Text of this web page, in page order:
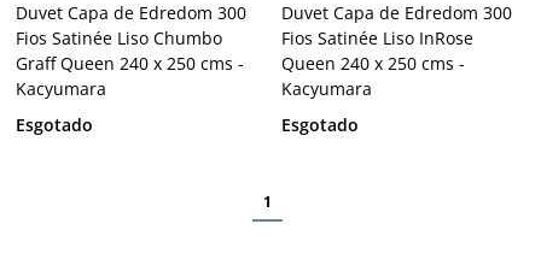
Duvet Capa de Edredom 300
Fios Satinée Liso Chumbo
Graff Queen 240 x 250 cms -
Kacyumara
Esgotado
Duvet Capa de Edredom 300
Fios Satinée Liso InRose
Queen 240 x 250 cms -
Kacyumara
Esgotado
1